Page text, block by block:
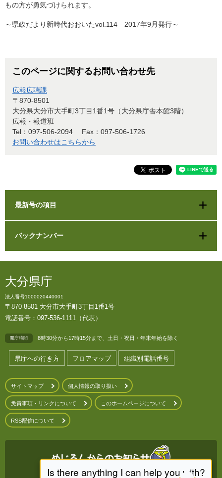
もの方が勇気づけられます。
～県政だより新時代おおいたvol.114 2017年9月発行～
このページに関するお問い合わせ先
広報広聴課
〒870-8501
大分県大分市大手町3丁目1番1号（大分県庁舎本館3階）
広報・報道班
Tel：097-506-2094
Fax：097-506-1726
お問い合わせはこちらから
最新号の項目
バックナンバー
大分県庁
法人番号1000020440001
〒870-8501 大分市大手町3丁目1番1号
電話番号：097-536-1111（代表）
開庁時間 8時30分から17時15分まで、土日・祝日・年末年始を除く
県庁への行き方 フロアマップ 組織別電話番号
サイトマップ 個人情報の取り扱い
免責事項・リンクについて このホームページについて
RSS配信について